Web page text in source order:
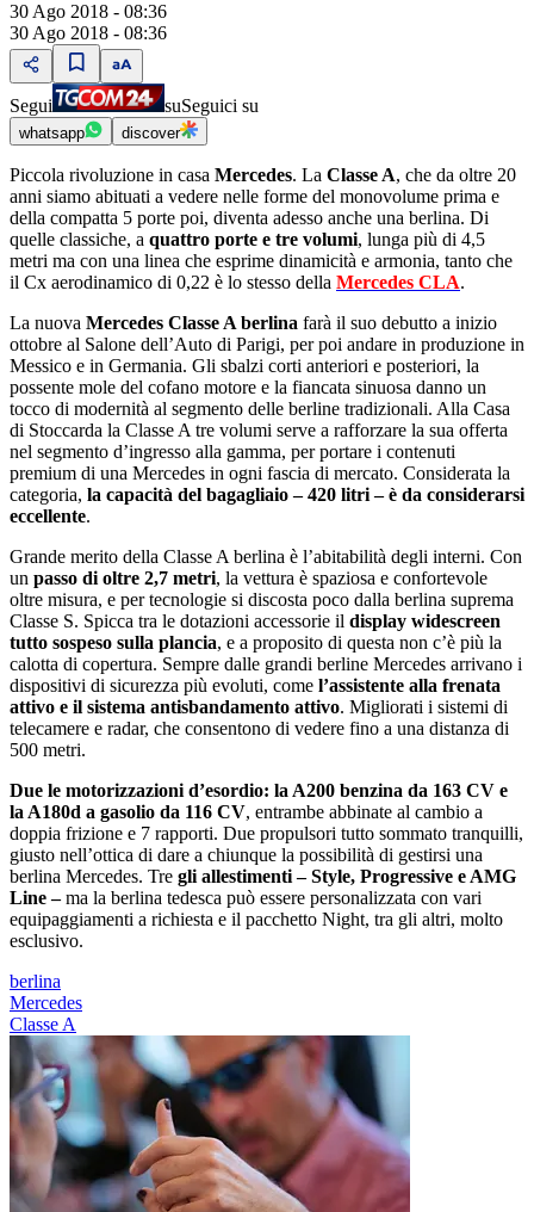
30 Ago 2018 - 08:36
30 Ago 2018 - 08:36
Segui suSeguici su
whatsapp discover
Piccola rivoluzione in casa Mercedes. La Classe A, che da oltre 20
anni siamo abituati a vedere nelle forme del monovolume prima e
della compatta 5 porte poi, diventa adesso anche una berlina. Di
quelle classiche, a quattro porte e tre volumi, lunga più di 4,5
metri ma con una linea che esprime dinamicità e armonia, tanto che
il Cx aerodinamico di 0,22 è lo stesso della Mercedes CLA.
La nuova Mercedes Classe A berlina farà il suo debutto a inizio
ottobre al Salone dellʼAuto di Parigi, per poi andare in produzione in
Messico e in Germania. Gli sbalzi corti anteriori e posteriori, la
possente mole del cofano motore e la fiancata sinuosa danno un
tocco di modernità al segmento delle berline tradizionali. Alla Casa
di Stoccarda la Classe A tre volumi serve a rafforzare la sua offerta
nel segmento dʼingresso alla gamma, per portare i contenuti
premium di una Mercedes in ogni fascia di mercato. Considerata la
categoria, la capacità del bagagliaio ‒ 420 litri ‒ è da considerarsi
eccellente.
Grande merito della Classe A berlina è lʼabitabilità degli interni. Con
un passo di oltre 2,7 metri, la vettura è spaziosa e confortevole
oltre misura, e per tecnologie si discosta poco dalla berlina suprema
Classe S. Spicca tra le dotazioni accessorie il display widescreen
tutto sospeso sulla plancia, e a proposito di questa non cʼè più la
calotta di copertura. Sempre dalle grandi berline Mercedes arrivano i
dispositivi di sicurezza più evoluti, come lʼassistente alla frenata
attivo e il sistema antisbandamento attivo. Migliorati i sistemi di
telecamere e radar, che consentono di vedere fino a una distanza di
500 metri.
Due le motorizzazioni dʼesordio: la A200 benzina da 163 CV e
la A180d a gasolio da 116 CV, entrambe abbinate al cambio a
doppia frizione e 7 rapporti. Due propulsori tutto sommato tranquilli,
giusto nellʼottica di dare a chiunque la possibilità di gestirsi una
berlina Mercedes. Tre gli allestimenti ‒ Style, Progressive e AMG
Line ‒ma la berlina tedesca può essere personalizzata con vari
equipaggiamenti a richiesta e il pacchetto Night, tra gli altri, molto
esclusivo.
berlina
Mercedes
Classe A